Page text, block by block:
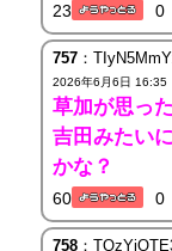
23 0
757：
2026年6月6日 16:35
草加が思っ
吉田みたい
かな？
60 0
758：